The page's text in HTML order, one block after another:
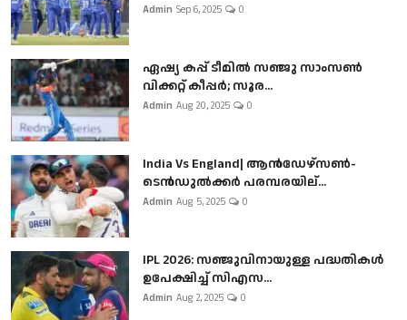
Admin Sep 6, 2025 0
ഏഷ്യ കപ്പ് ടീമിൽ സഞ്ജു സാംസൺ
വിക്കറ്റ് കീപ്പർ; സൂര...
Admin Aug 20, 2025 0
India Vs England| ആൻഡേഴ്സൺ-
ടെൻഡുല്‍ക്കർ പരമ്പരയില്...
Admin Aug 5, 2025 0
IPL 2026: സഞ്ജുവിനായുള്ള പദ്ധതികൾ
ഉപേക്ഷിച്ച് സിഎസ...
Admin Aug 2, 2025 0